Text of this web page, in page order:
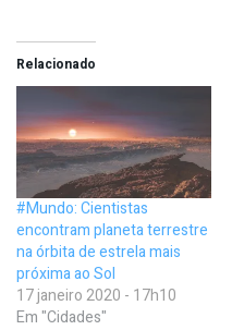
Relacionado
#Mundo: Cientistas
encontram planeta terrestre
na órbita de estrela mais
próxima ao Sol
17 janeiro 2020 - 17h10
Em "Cidades"